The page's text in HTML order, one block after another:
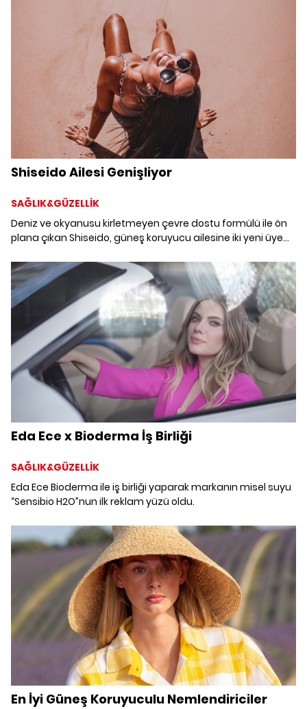
Shiseido Ailesi Genişliyor
SAĞLIK&GÜZELLİK
Deniz ve okyanusu kirletmeyen çevre dostu formülü ile ön
plana çıkan Shiseido, güneş koruyucu ailesine iki yeni üye
Eda Ece x Bioderma İş Birliği
SAĞLIK&GÜZELLİK
Eda Ece Bioderma ile iş birliği yaparak markanın misel suyu
“Sensibio H2O”nun ilk reklam yüzü oldu.
En İyi Güneş Koruyuculu Nemlendiriciler